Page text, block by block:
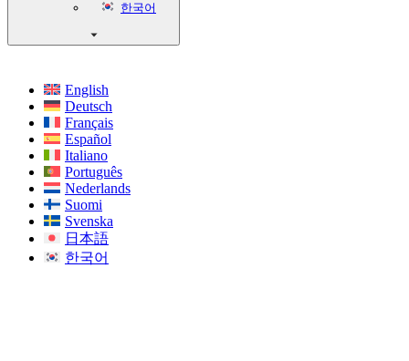
한국어
English
Deutsch
Français
Español
Italiano
Português
Nederlands
Suomi
Svenska
日本語
한국어